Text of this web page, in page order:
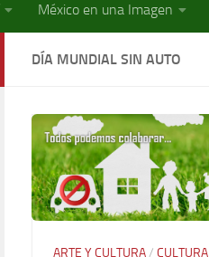
México en una Imagen
DÍA MUNDIAL SIN AUTO
ARTE Y CULTURA/ CULTURA